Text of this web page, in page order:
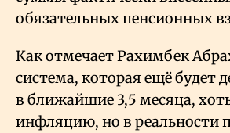
обязательных пенсионных
Как отмечает Рахимбек
система, которая ещё будет
в ближайшие 3,5 месяца,
инфляцию, но в реальности